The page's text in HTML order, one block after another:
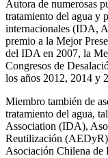
Autora de numerosas
tratamiento del agua y
internacionales (IDA,
premio a la Mejor
del IDA en 2007, la
Congresos de
los años 2012, 2014 y
Miembro también de
tratamiento del agua,
Association (IDA),
Reutilización
Asociación Chilena